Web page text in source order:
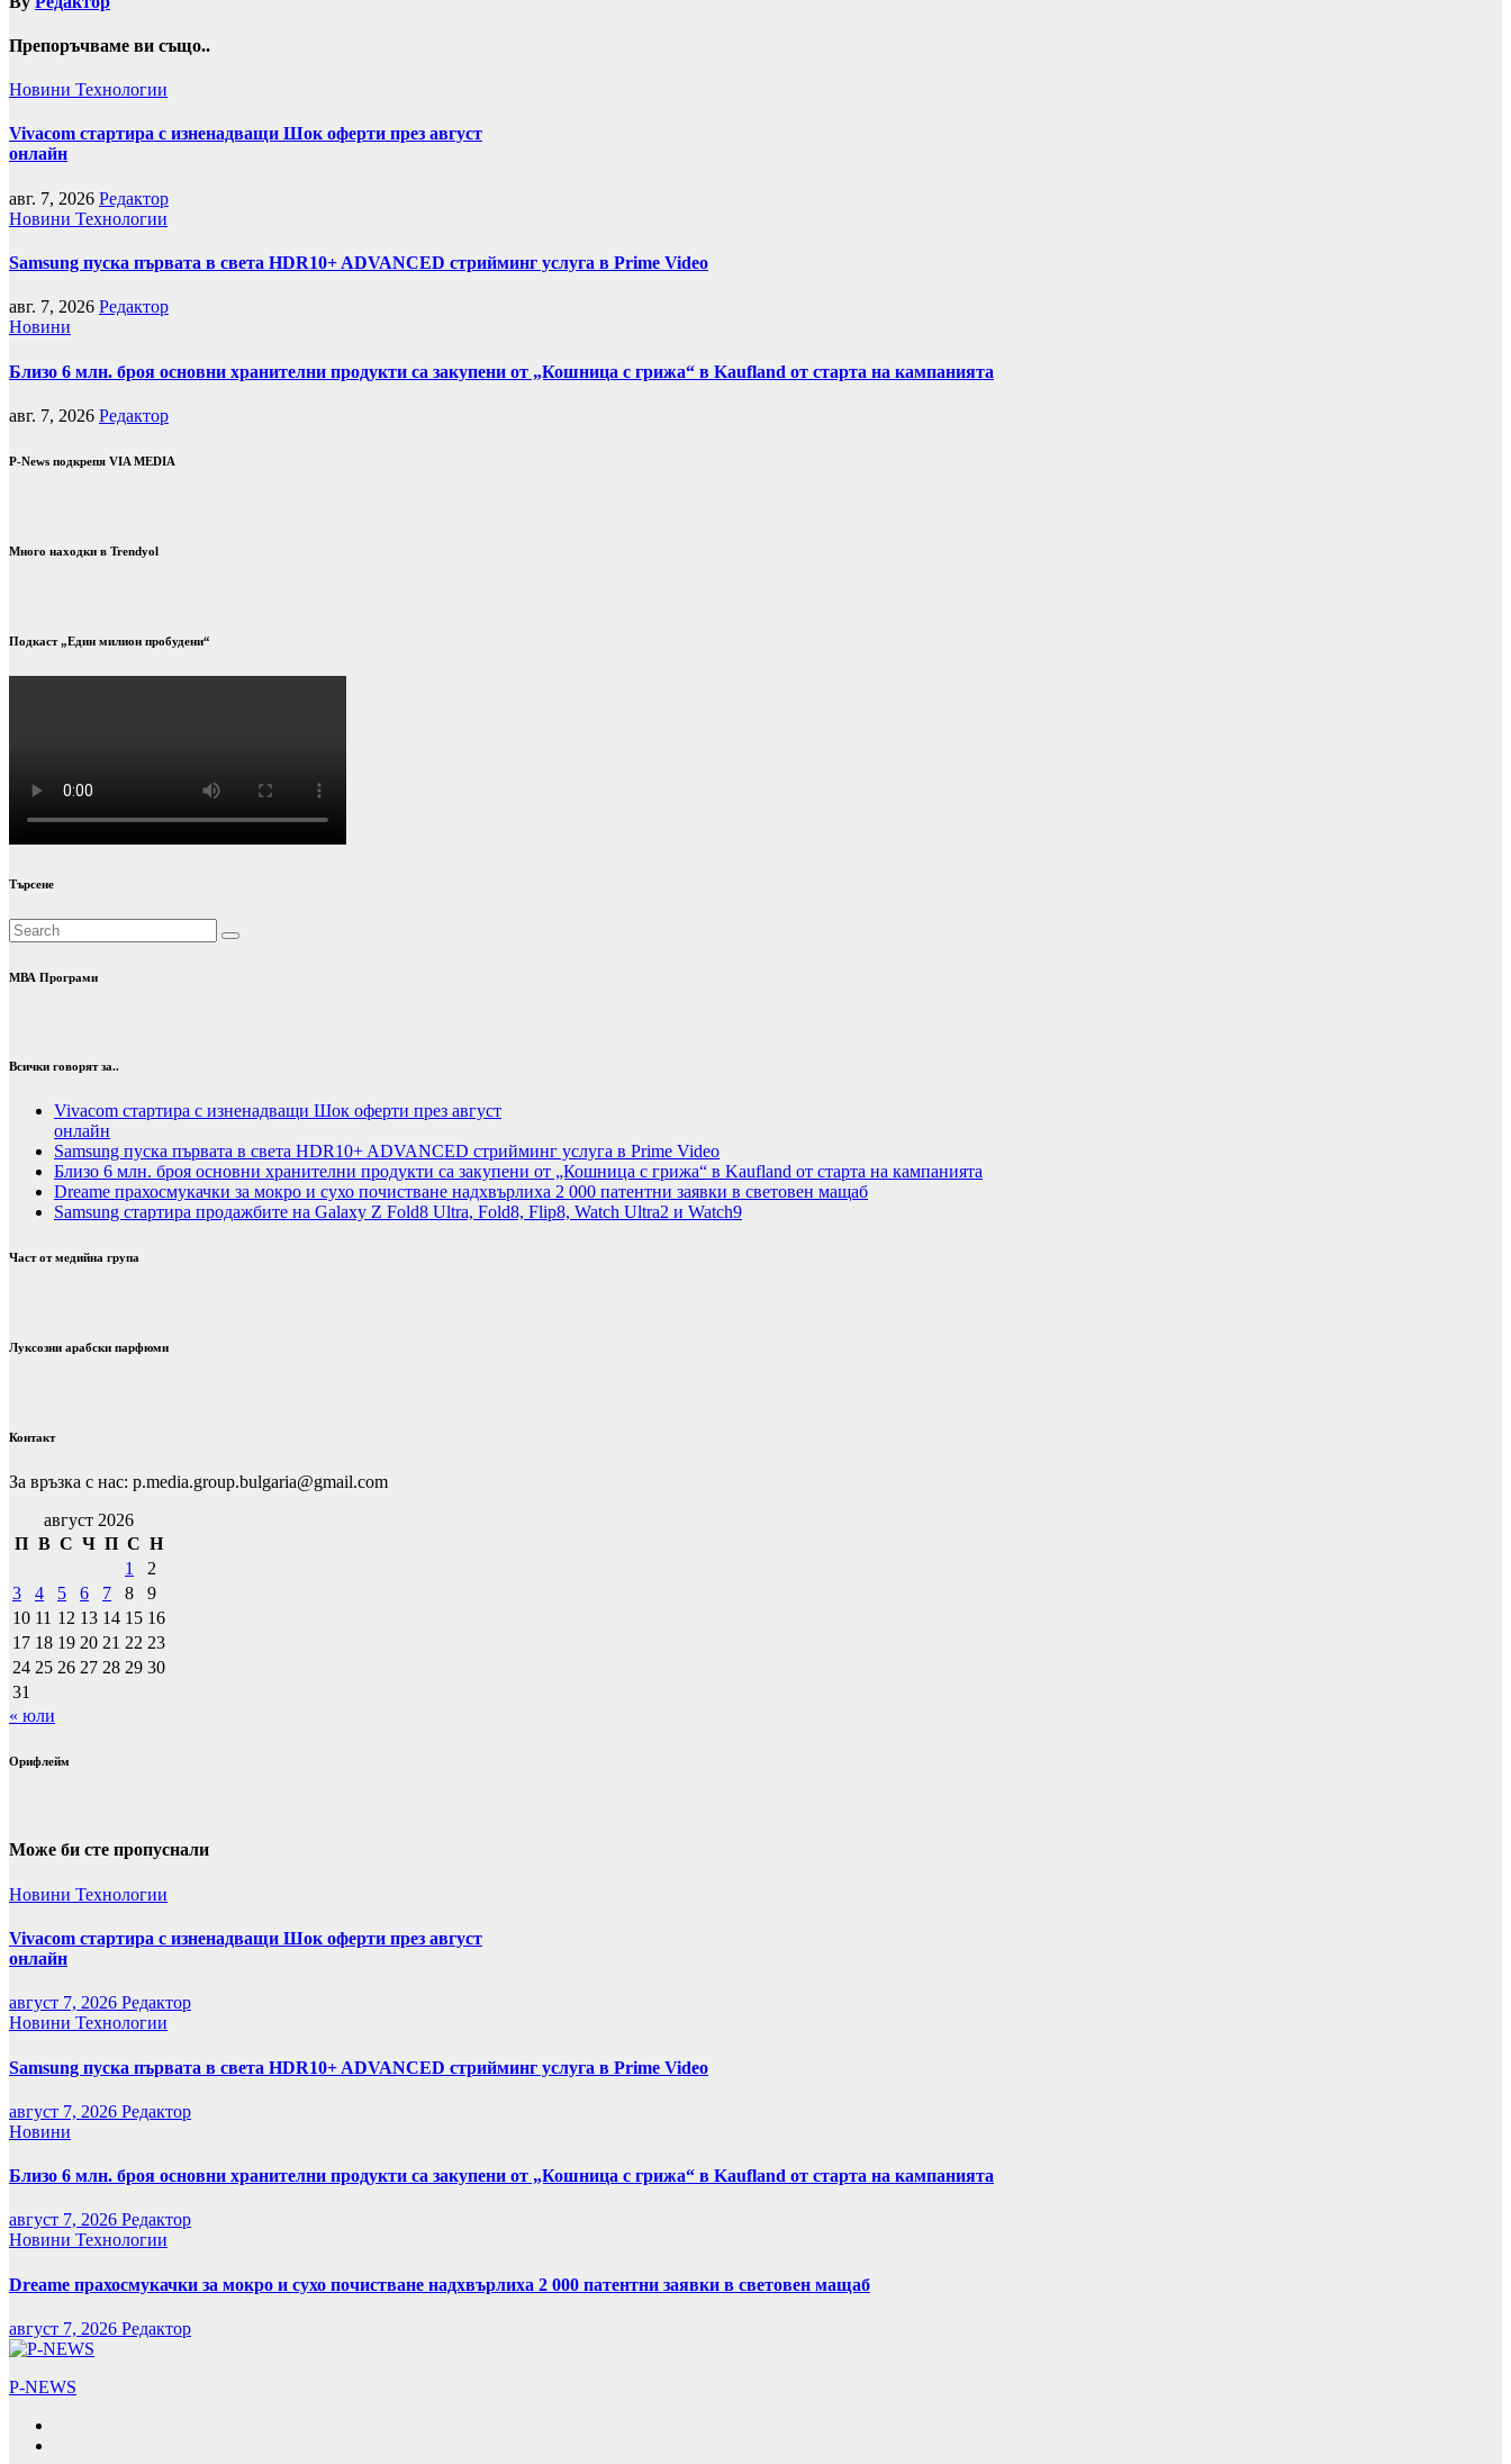
Препоръчваме ви също..
Новини Технологии
Vivacom стартира с изненадващи Шок оферти през август
онлайн
авг. 7, 2026 Редактор
Новини Технологии
Samsung пуска първата в света HDR10+ ADVANCED стрийминг услуга в Prime Video
авг. 7, 2026 Редактор
Новини
Близо 6 млн. броя основни хранителни продукти са закупени от „Кошница с грижа“ в Kaufland от старта на кампанията
авг. 7, 2026 Редактор
P-News подкрепя VIA MEDIA
Много находки в Trendyol
Подкаст „Един милион пробудени“
Търсене
МВА Програми
Всички говорят за..
Vivacom стартира с изненадващи Шок оферти през август
онлайн
Samsung пуска първата в света HDR10+ ADVANCED стрийминг услуга в Prime Video
Близо 6 млн. броя основни хранителни продукти са закупени от „Кошница с грижа“ в Kaufland от старта на кампанията
Dreame прахосмукачки за мокро и сухо почистване надхвърлиха 2 000 патентни заявки в световен мащаб
Samsung стартира продажбите на Galaxy Z Fold8 Ultra, Fold8, Flip8, Watch Ultra2 и Watch9
Част от медийна група
Луксозни арабски парфюми
Контакт
За връзка с нас: p.media.group.bulgaria@gmail.com
август 2026
П В С Ч П С Н
1
2
3
4 5 6 7 8
9
10 11 12 13 14 15 16
17 18 19 20 21 22 23
24 25 26 27 28 29 30
31
« юли
Орифлейм
Може би сте пропуснали
Новини Технологии
Vivacom стартира с изненадващи Шок оферти през август
онлайн
август 7, 2026 Редактор
Новини Технологии
Samsung пуска първата в света HDR10+ ADVANCED стрийминг услуга в Prime Video
август 7, 2026 Редактор
Новини
Близо 6 млн. броя основни хранителни продукти са закупени от „Кошница с грижа“ в Kaufland от старта на кампанията
август 7, 2026 Редактор
Новини Технологии
Dreame прахосмукачки за мокро и сухо почистване надхвърлиха 2 000 патентни заявки в световен мащаб
август 7, 2026 Редактор
P-NEWS